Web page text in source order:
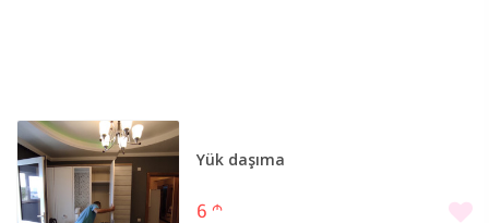
Yük daşıma
6 m